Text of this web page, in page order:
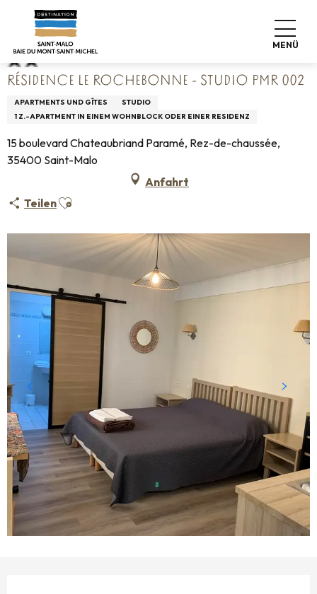
contenu
principal
MENÜ
Startseite Résidence Le Rochebonne - Studio PMR 002
RÉSIDENCE LE ROCHEBONNE - STUDIO PMR 002
APARTMENTS UND GÎTES
STUDIO
1 Z.-APARTMENT IN EINEM WOHNBLOCK ODER EINER RESIDENZ
15 boulevard Chateaubriand Paramé, Rez-de-chaussée,
35400 Saint-Malo
Anfahrt
TeilenAjouter aux favoris